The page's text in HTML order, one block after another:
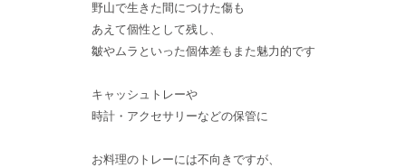
野山で生きた間につけた傷も
あえて個性として残し、
皺やムラといった個体差もまた魅力的です
キャッシュトレーや
時計・アクセサリーなどの保管に
お料理のトレーには不向きですが、